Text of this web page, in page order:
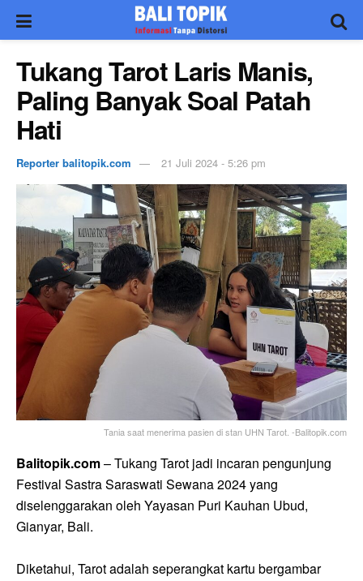
Tukang Tarot Laris Manis,
Paling Banyak Soal Patah
Hati
Reporter balitopik.com 21 Juli 2024 - 5:26 pm
Tania saat menerima pasien di stan UHN Tarot. -Balitopik.com
Balitopik.com– Tukang Tarot jadi incaran pengunjung
Festival Sastra Saraswati Sewana 2024 yang
diselenggarakan oleh Yayasan Puri Kauhan Ubud,
Gianyar, Bali.
Diketahui, Tarot adalah seperangkat kartu bergambar